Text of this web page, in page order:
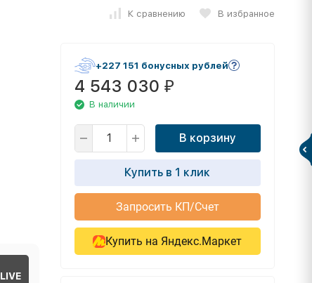
К сравнению В избранное
LIVE
+227 151 бонусных рублей
4 543 030 ₽
В наличии
В корзину
Купить в 1 клик
Запросить КП/Счет
Купить на Яндекс.Маркет